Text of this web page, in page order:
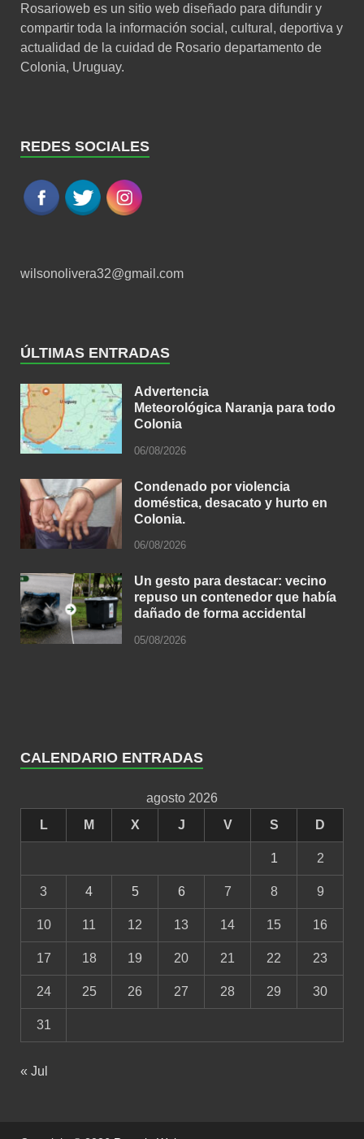
Rosarioweb es un sitio web diseñado para difundir y
compartir toda la información social, cultural, deportiva y
actualidad de la cuidad de Rosario departamento de
Colonia, Uruguay.
REDES SOCIALES
wilsonolivera32@gmail.com
ÚLTIMAS ENTRADAS
Advertencia
Meteorológica Naranja para todo
Colonia
06/08/2026
Condenado por violencia
doméstica, desacato y hurto en
Colonia.
06/08/2026
Un gesto para destacar: vecino
repuso un contenedor que había
dañado de forma accidental
05/08/2026
CALENDARIO ENTRADAS
agosto 2026
L
M X J V S D
1 2
3 4 5 6 7 8 9
10 11 12 13 14 15 16
17 18 19 20 21 22 23
24 25 26 27 28 29 30
31
« Jul